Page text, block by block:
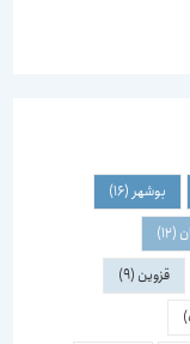
بوشهر(16)
قزوین(9)